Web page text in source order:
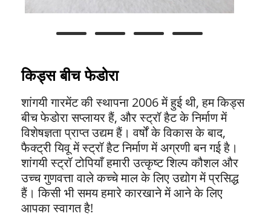
किड्स बीच फेडोरा
शांगयी गारमेंट की स्थापना 2006 में हुई थी, हम किड्स
बीच फेडोरा सप्लायर हैं, और स्ट्रॉ हैट के निर्माण में
विशेषज्ञता प्राप्त उद्यम हैं। वर्षों के विकास के बाद,
फैक्ट्री यिवू में स्ट्रॉ हैट निर्माण में अग्रणी बन गई है।
शांगयी स्ट्रॉ टोपियाँ हमारी उत्कृष्ट शिल्प कौशल और
उच्च गुणवत्ता वाले कच्चे माल के लिए उद्योग में प्रसिद्ध
हैं। किसी भी समय हमारे कारखाने में आने के लिए
आपका स्वागत है!